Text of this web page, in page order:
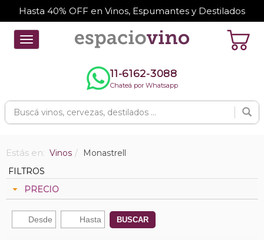
Hasta 40% OFF en Vinos, Espumantes y Destilados
Toggle
navigation
11-6162-3088
Chateá por Whatsapp
Estás en: Vinos
Monastrell
FILTROS
PRECIO
BUSCAR